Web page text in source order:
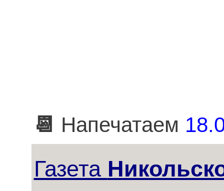
📆 Напечатаем
Газета